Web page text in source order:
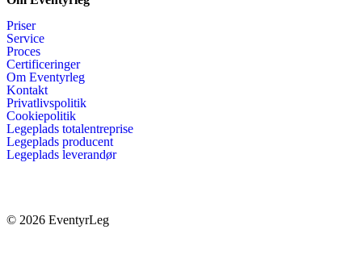
Priser
Service
Proces
Certificeringer
Om Eventyrleg
Kontakt
Privatlivspolitik
Cookiepolitik
Legeplads totalentreprise
Legeplads producent
Legeplads leverandør
© 2026 EventyrLeg